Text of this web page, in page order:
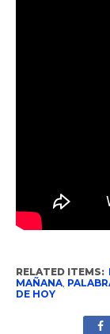
RELATED ITEMS:
MAÑANA,
DE HOY